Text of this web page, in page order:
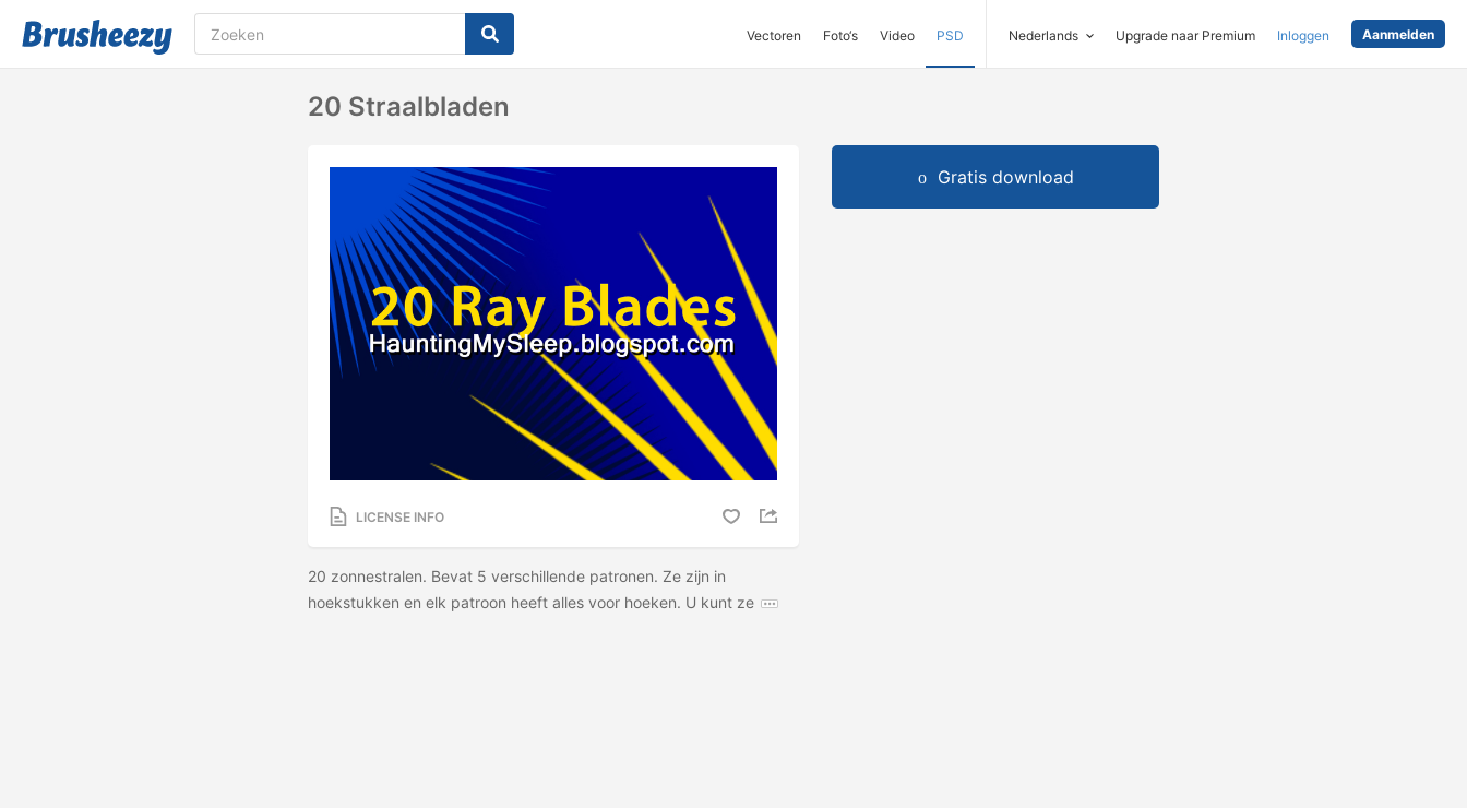
Vectoren Foto‘s Video PSD Nederlands Upgrade naar Premium Inloggen Aanmelden
20 Straalbladen
LICENSE INFO
20 zonnestralen. Bevat 5 verschillende patronen. Ze zijn in
hoekstukken en elk patroon heeft alles voor hoeken. U kunt ze
Gratis download